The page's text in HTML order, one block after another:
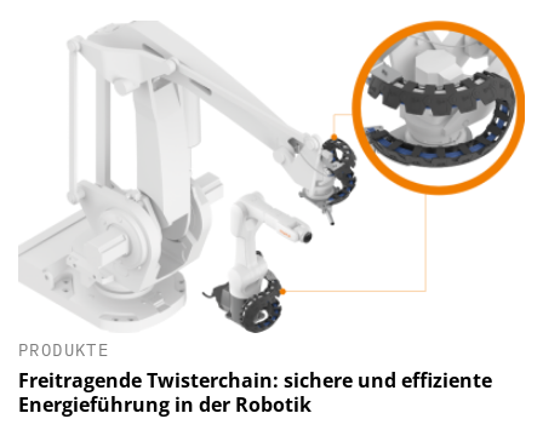
PRODUKTE
Freitragende Twisterchain: sichere und effiziente
Energieführung in der Robotik